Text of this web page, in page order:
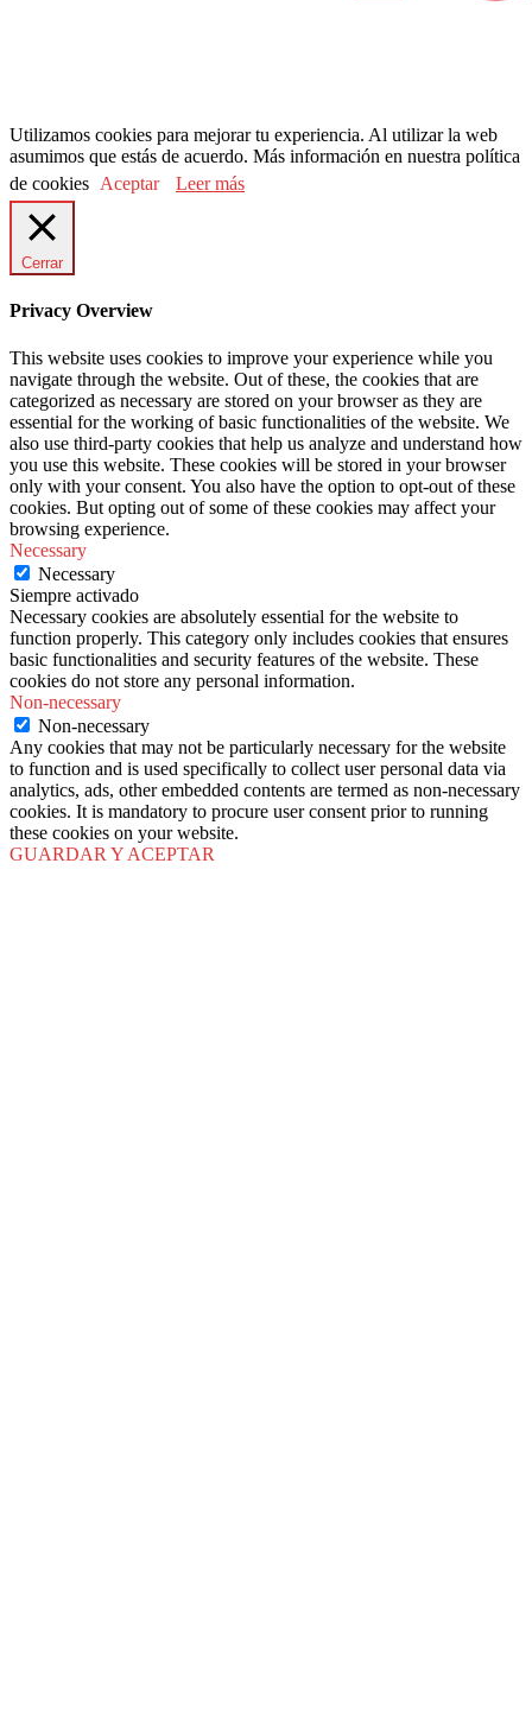
Utilizamos cookies para mejorar tu experiencia. Al utilizar la web
asumimos que estás de acuerdo. Más información en nuestra política
de cookies Aceptar Leer más
Cerrar
Privacy Overview
This website uses cookies to improve your experience while you
navigate through the website. Out of these, the cookies that are
categorized as necessary are stored on your browser as they are
essential for the working of basic functionalities of the website. We
also use third-party cookies that help us analyze and understand how
you use this website. These cookies will be stored in your browser
only with your consent. You also have the option to opt-out of these
cookies. But opting out of some of these cookies may affect your
browsing experience.
Necessary
Necessary
Siempre activado
Necessary cookies are absolutely essential for the website to
function properly. This category only includes cookies that ensures
basic functionalities and security features of the website. These
cookies do not store any personal information.
Non-necessary
Non-necessary
Any cookies that may not be particularly necessary for the website
to function and is used specifically to collect user personal data via
analytics, ads, other embedded contents are termed as non-necessary
cookies. It is mandatory to procure user consent prior to running
these cookies on your website.
GUARDAR Y ACEPTAR